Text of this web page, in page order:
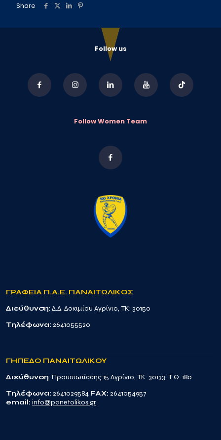
Share
Follow us
Follow Women Team
ΓΡΑΦΕΙΑ Π.Α.Ε. ΠΑΝΑΙΤΩΛΙΚΟΣ
Διεύθυνση: Δ.Δ. Δοκιμίου Αγρίνιο, TK: 30150
Τηλέφωνα: 2641055520
ΓΗΠΕΔΟ ΠΑΝΑΙΤΩΛΙΚΟΥ
Διεύθυνση: Προυσιωτίσσης 15 Αγρίνιο, TK: 30133, Τ.Θ. 180
Τηλέφωνα: 2641029584 FAX: 2641054957
email: info@panetolikos.gr